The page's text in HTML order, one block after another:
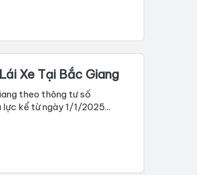
Xe Tại Bắc Giang
theo thông tư số
kể từ ngày 1/1/2025...